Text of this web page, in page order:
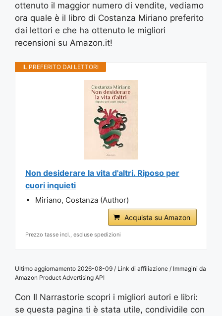
ottenuto il maggior numero di vendite, vediamo
ora quale è il libro di Costanza Miriano preferito
dai lettori e che ha ottenuto le migliori
recensioni su Amazon.it!
IL PREFERITO DAI LETTORI
Non desiderare la vita d'altri. Riposo per
cuori inquieti
Miriano, Costanza (Author)
Acquista su Amazon
Prezzo tasse incl., escluse spedizioni
Ultimo aggiornamento 2026-08-09 / Link di affiliazione / Immagini da
Amazon Product Advertising API
Con Il Narrastorie scopri i migliori autori e libri:
se questa pagina ti è stata utile, condividile con